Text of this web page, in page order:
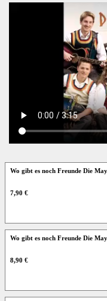
Wo gibt es noch Freunde Die
7,90 €
Wo gibt es noch Freunde Die
8,90 €